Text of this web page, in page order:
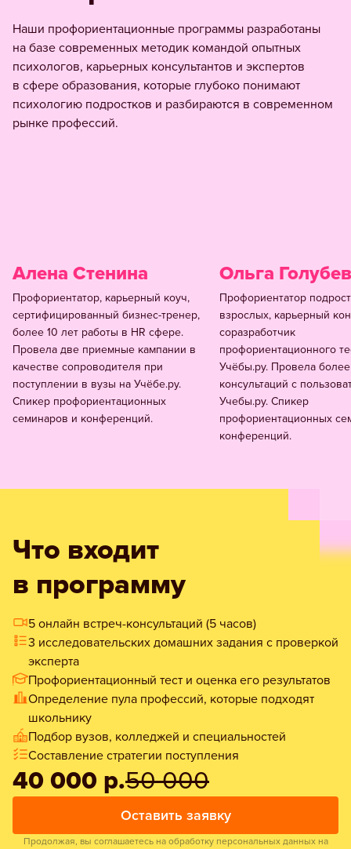
Наши профориентационные программы разработаны
на базе современных методик командой опытных
психологов, карьерных консультантов и экспертов
в сфере образования, которые глубоко понимают
психологию подростков и разбираются в современном
рынке профессий.
Алена Стенина
Профориентатор, карьерный коуч,
сертифицированный бизнес-тренер,
более 10 лет работы в HR сфере.
Провела две приемные кампании в
качестве сопроводителя при
поступлении в вузы на Учёбе.ру.
Спикер профориентационных
семинаров и конференций.
Ольга
Профориентатор
взрослых, карьерный
соразработчик
профориентационного
Учёбы.ру. Провела
консультаций с
Учебы.ру. Спикер
профориентационных
конференций.
Что входит
в программу
5 онлайн встреч-консультаций (5 часов)
3 исследовательских домашних задания с проверкой
эксперта
Профориентационный тест и оценка его результатов
Определение пула профессий, которые подходят
школьнику
Подбор вузов, колледжей и специальностей
Составление стратегии поступления
40 000 р.50 000
Оставить заявку
Продолжая, вы соглашаетесь на обработку персональных данных на